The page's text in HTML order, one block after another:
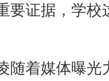
证据，学校
着媒体曝光